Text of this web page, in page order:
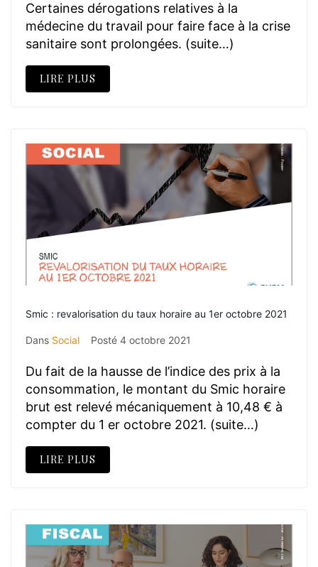
Certaines dérogations relatives à la
médecine du travail pour faire face à la crise
sanitaire sont prolongées. (suite…)
LIRE PLUS
Smic : revalorisation du taux horaire au 1er octobre 2021
Dans Social Posté 4 octobre 2021
Du fait de la hausse de l’indice des prix à la
consommation, le montant du Smic horaire
brut est relevé mécaniquement à 10,48 € à
compter du 1 er octobre 2021. (suite…)
LIRE PLUS